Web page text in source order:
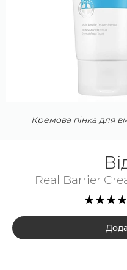
Кремова пінка для
Real Barrier